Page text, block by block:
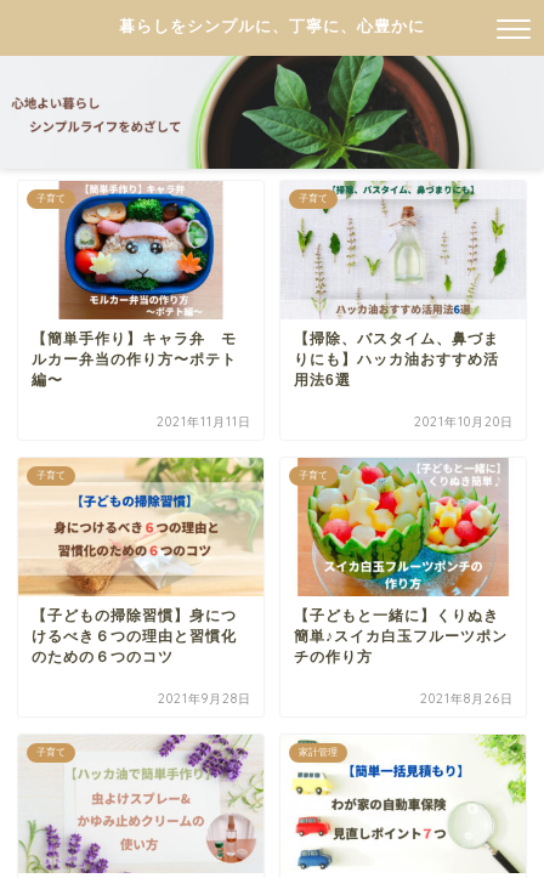
暮らしをシンプルに、丁寧に、心豊かに
子育て
【簡単手作り】キャラ弁 モ
ルカー弁当の作り方〜ポテト
編〜
2021年11月11日
子育て
【掃除、バスタイム、鼻づま
りにも】ハッカ油おすすめ活
用法6選
2021年10月20日
子育て
【子どもの掃除習慣】身につ
けるべき６つの理由と習慣化
のための６つのコツ
2021年9月28日
子育て
【子どもと一緒に】くりぬき
簡単♪スイカ白玉フルーツポン
チの作り方
2021年8月26日
子育て 家計管理